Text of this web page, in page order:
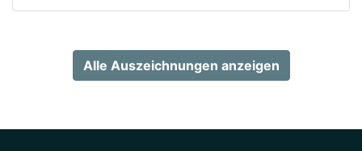
Alle Auszeichnungen anzeigen